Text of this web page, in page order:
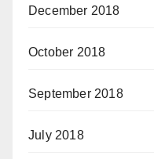
December 2018
October 2018
September 2018
July 2018